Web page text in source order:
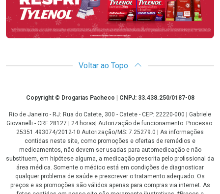
Voltar ao Topo
CopyrightCopyright © Drogarias Pacheco | CNPJ: 33.438.250/0187-08
Rio de Janeiro - RJ: Rua do Catete, 300 - Catete - CEP: 22220-000 | Gabriele
Giovanelli - CRF 28127 | 24 horas| Autorização de funcionamento: Processo:
25351.493074/2012-10 Autorização/MS: 7.25279.0 | As informações
contidas neste site, como promoções e ofertas de remédios e
medicamentos, não devem ser usadas para automedicação e não
substituem, em hipótese alguma, a medicação prescrita pelo profissional da
área médica. Somente o médico está em condições de diagnosticar
qualquer problema de saúde e prescrever o tratamento adequado. Os
preços e as promoções são válidos apenas para compras via internet. As